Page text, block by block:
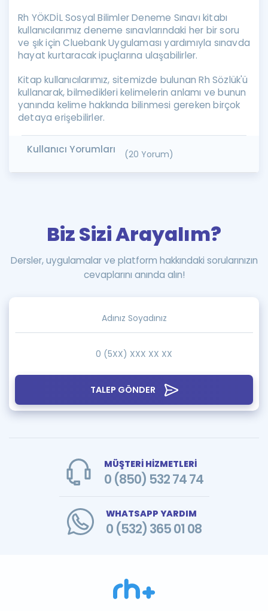
Rh YÖKDİL Sosyal Bilimler Deneme Sınavı kitabı
kullanıcılarımız deneme sınavlarındaki her bir soru
ve şık için Cluebank Uygulaması yardımıyla sınavda
hayat kurtaracak ipuçlarına ulaşabilirler.
Kitap kullanıcılarımız, sitemizde bulunan Rh Sözlük'ü
kullanarak, bilmedikleri kelimelerin anlamı ve bunun
yanında kelime hakkında bilinmesi gereken birçok
detaya erişebilirler.
Kullanıcı Yorumları (20 Yorum)
TALEP GÖNDER
Biz Sizi Arayalım?
Dersler, uygulamalar ve platform hakkındaki sorularınızın
cevaplarını anında alın!
MÜŞTERİ HİZMETLERİ
0 (850) 532 74 74
WHATSAPP YARDIM
0 (532) 365 01 08